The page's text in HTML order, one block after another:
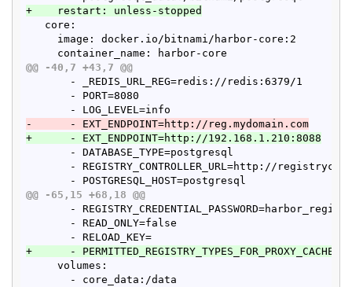
+    restart: unless-stopped
   core:
     image: docker.io/bitnami/harbor-core:2
@@ -40,7 +43,7 @@
       - _REDIS_URL_REG=redis://redis:6379/1
       - PORT=8080
-      - EXT_ENDPOINT=http://reg.mydomain.com
+      - EXT_ENDPOINT=http://192.168.1.210:8088
       - DATABASE_TYPE=postgresql
- REGISTRY_CONTROLLER_URL=http://
@@ -65,15 +68,18 @@
-
       - READ_ONLY=false
       - RELOAD_KEY=
+      -
     volumes:
       - core_data:/data